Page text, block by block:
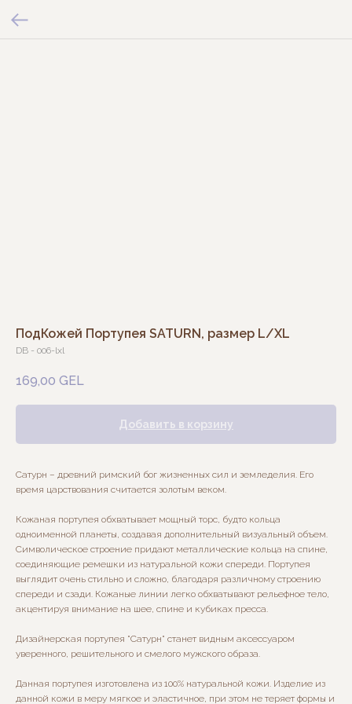
ПодКожей Портупея SATURN, размер L/XL
DB - 006-lxl
169,00 GEL
Добавить в корзину
Сатурн – древний римский бог жизненных сил и земледелия. Его
время царствования считается золотым веком.
Кожаная портупея обхватывает мощный торс, будто кольца
одноименной планеты, создавая дополнительный визуальный объем.
Символическое строение придают металлические кольца на спине,
соединяющие ремешки из натуральной кожи спереди. Портупея
выглядит очень стильно и сложно, благодаря различному строению
спереди и сзади. Кожаные линии легко обхватывают рельефное тело,
акцентируя внимание на шее, спине и кубиках пресса.
Дизайнерская портупея "Сатурн" станет видным аксессуаром
уверенного, решительного и смелого мужского образа.
Данная портупея изготовлена из 100% натуральной кожи. Изделие из
данной кожи в меру мягкое и эластичное, при этом не теряет формы и